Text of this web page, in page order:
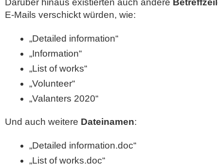
Darüber hinaus existierten auch andere
E-Mails verschickt würden, wie:
„Detailed information“
„Information“
„List of works“
„Volunteer“
„Valanters 2020“
Und auch weitere Dateinamen:
„Detailed information.doc“
„List of works.doc“